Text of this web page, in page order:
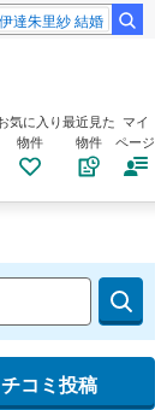
伊達朱里紗 結婚
気に入り
物件
最近見た
物件
マイ
ページ
コミ投稿